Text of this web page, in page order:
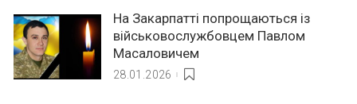
На Закарпатті попрощаються із
військовослужбовцем Павлом
Масаловичем
28.01.2026